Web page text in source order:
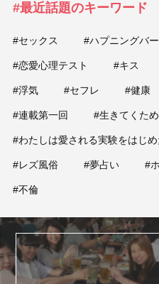
#最近話題のキーワード
#セックス #ハプニングバー
#恋愛心理テスト #キス
#浮気 #セフレ #健康
#連載第一回 #生きてくた
#わたしは愛される実験をはじめ
#レズ風俗 #夢占い #
#不倫